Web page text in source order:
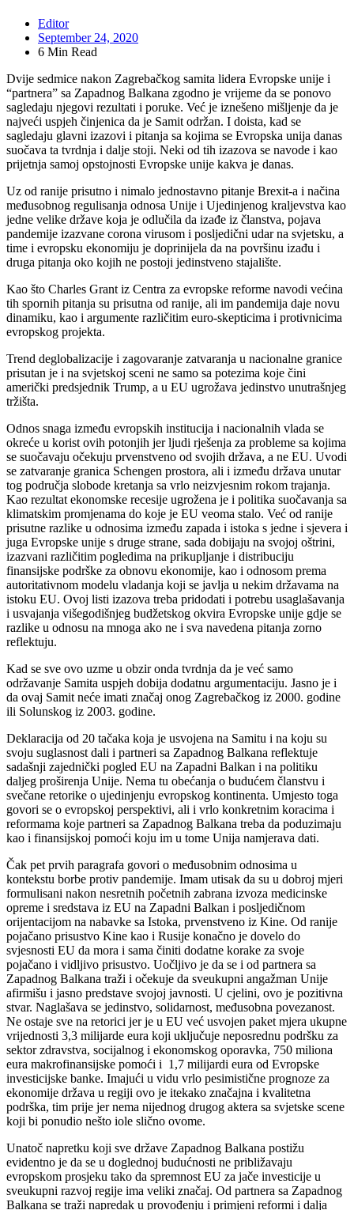
Editor
September 24, 2020
6 Min Read
Dvije sedmice nakon Zagrebačkog samita lidera Evropske unije i
“partnera” sa Zapadnog Balkana zgodno je vrijeme da se ponovo
sagledaju njegovi rezultati i poruke. Već je iznešeno mišljenje da je
najveći uspjeh činjenica da je Samit održan. I doista, kad se
sagledaju glavni izazovi i pitanja sa kojima se Evropska unija danas
suočava ta tvrdnja i dalje stoji. Neki od tih izazova se navode i kao
prijetnja samoj opstojnosti Evropske unije kakva je danas.
Uz od ranije prisutno i nimalo jednostavno pitanje Brexit-a i načina
međusobnog regulisanja odnosa Unije i Ujedinjenog kraljevstva kao
jedne velike države koja je odlučila da izađe iz članstva, pojava
pandemije izazvane corona virusom i posljedični udar na svjetsku, a
time i evropsku ekonomiju je doprinijela da na površinu izađu i
druga pitanja oko kojih ne postoji jedinstveno stajalište.
Kao što Charles Grant iz Centra za evropske reforme navodi većina
tih spornih pitanja su prisutna od ranije, ali im pandemija daje novu
dinamiku, kao i argumente različitim euro-skepticima i protivnicima
evropskog projekta.
Trend deglobalizacije i zagovaranje zatvaranja u nacionalne granice
prisutan je i na svjetskoj sceni ne samo sa potezima koje čini
američki predsjednik Trump, a u EU ugrožava jedinstvo unutrašnjeg
tržišta.
Odnos snaga između evropskih institucija i nacionalnih vlada se
okreće u korist ovih potonjih jer ljudi rješenja za probleme sa kojima
se suočavaju očekuju prvenstveno od svojih država, a ne EU. Uvodi
se zatvaranje granica Schengen prostora, ali i između država unutar
tog područja slobode kretanja sa vrlo neizvjesnim rokom trajanja.
Kao rezultat ekonomske recesije ugrožena je i politika suočavanja sa
klimatskim promjenama do koje je EU veoma stalo. Već od ranije
prisutne razlike u odnosima između zapada i istoka s jedne i sjevera i
juga Evropske unije s druge strane, sada dobijaju na svojoj oštrini,
izazvani različitim pogledima na prikupljanje i distribuciju
finansijske podrške za obnovu ekonomije, kao i odnosom prema
autoritativnom modelu vladanja koji se javlja u nekim državama na
istoku EU. Ovoj listi izazova treba pridodati i potrebu usaglašavanja
i usvajanja višegodišnjeg budžetskog okvira Evropske unije gdje se
razlike u odnosu na mnoga ako ne i sva navedena pitanja zorno
reflektuju.
Kad se sve ovo uzme u obzir onda tvrdnja da je već samo
održavanje Samita uspjeh dobija dodatnu argumentaciju. Jasno je i
da ovaj Samit neće imati značaj onog Zagrebačkog iz 2000. godine
ili Solunskog iz 2003. godine.
Deklaracija od 20 tačaka koja je usvojena na Samitu i na koju su
svoju suglasnost dali i partneri sa Zapadnog Balkana reflektuje
sadašnji zajednički pogled EU na Zapadni Balkan i na politiku
daljeg proširenja Unije. Nema tu obećanja o budućem članstvu i
svečane retorike o ujedinjenju evropskog kontinenta. Umjesto toga
govori se o evropskoj perspektivi, ali i vrlo konkretnim koracima i
reformama koje partneri sa Zapadnog Balkana treba da poduzimaju
kao i finansijskoj pomoći koju im u tome Unija namjerava dati.
Čak pet prvih paragrafa govori o međusobnim odnosima u
kontekstu borbe protiv pandemije. Imam utisak da su u dobroj mjeri
formulisani nakon nesretnih početnih zabrana izvoza medicinske
opreme i sredstava iz EU na Zapadni Balkan i posljedičnom
orijentacijom na nabavke sa Istoka, prvenstveno iz Kine. Od ranije
pojačano prisustvo Kine kao i Rusije konačno je dovelo do
svjesnosti EU da mora i sama činiti dodatne korake za svoje
pojačano i vidljivo prisustvo. Uočljivo je da se i od partnera sa
Zapadnog Balkana traži i očekuje da sveukupni angažman Unije
afirmišu i jasno predstave svojoj javnosti. U cjelini, ovo je pozitivna
stvar. Naglašava se jedinstvo, solidarnost, međusobna povezanost.
Ne ostaje sve na retorici jer je u EU već usvojen paket mjera ukupne
vrijednosti 3,3 milijarde eura koji uključuje neposrednu podršku za
sektor zdravstva, socijalnog i ekonomskog oporavka, 750 miliona
eura makrofinansijske pomoći i 1,7 milijardi eura od Evropske
investicijske banke. Imajući u vidu vrlo pesimistične prognoze za
ekonomije država u regiji ovo je itekako značajna i kvalitetna
podrška, tim prije jer nema nijednog drugog aktera sa svjetske scene
koji bi ponudio nešto iole slično ovome.
Unatoč napretku koji sve države Zapadnog Balkana postižu
evidentno je da se u doglednoj budućnosti ne približavaju
evropskom prosjeku tako da spremnost EU za jače investicije u
sveukupni razvoj regije ima veliki značaj. Od partnera sa Zapadnog
Balkana se traži napredak u provođenju i primjeni reformi i dalja